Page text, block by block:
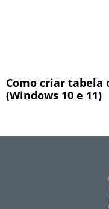
Como criar tabela
(Windows 10 e 11)